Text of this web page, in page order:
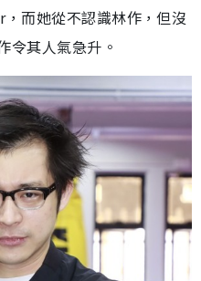
而她從不認識林作，但沒
令其人氣急升。